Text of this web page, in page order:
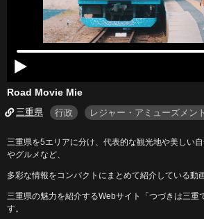
Road Movie Mie
三重県 行政 レジャー・アミューズメント
三重県を5エリアに分け、代表的な観光地や美しい
やグルメなど、
多彩な情報をコンパクトにまとめて紹介している動
三重県の魅力を紹介するWebサイト「つづきは三重
す。